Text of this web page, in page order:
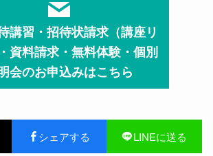
講習・招待状請求（講座リ
資料請求・無料体験・個別
会のお申込みはこちら
シェアする LINEに送る